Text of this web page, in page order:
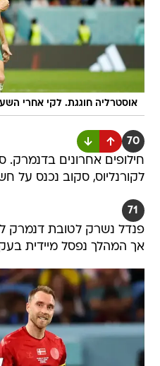
אוסטרליה חוגגת. לקי אחרי
70
חילופים אחרונים בדנמרק.
לקורנליוס, סקוב נכנס על
71
פנדל נשרק לטובת דנמרק
אך המהלך נפסל מיידית